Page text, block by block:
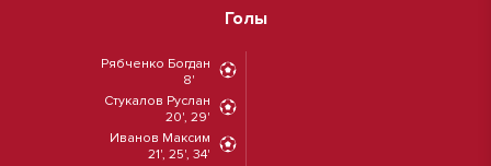
Голы
Рябченко Богдан
8'
Стукалов Руслан
20', 29'
Иванов Максим
21', 25', 34'